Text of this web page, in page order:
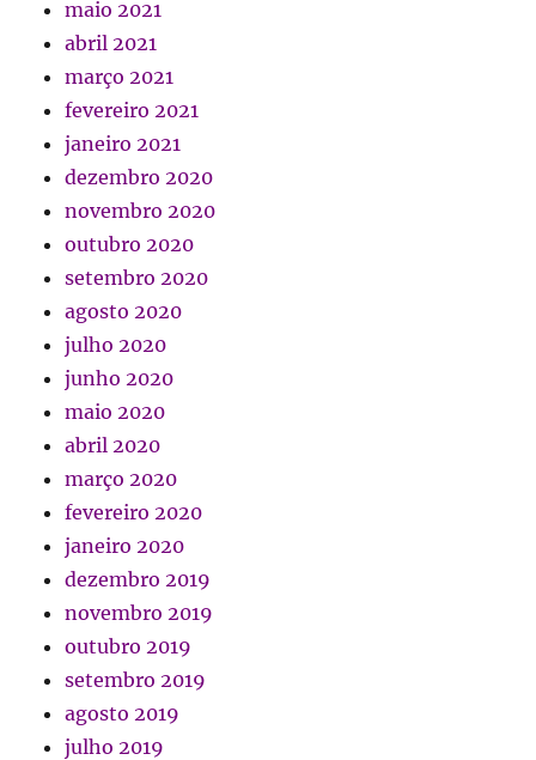
maio 2021
abril 2021
março 2021
fevereiro 2021
janeiro 2021
dezembro 2020
novembro 2020
outubro 2020
setembro 2020
agosto 2020
julho 2020
junho 2020
maio 2020
abril 2020
março 2020
fevereiro 2020
janeiro 2020
dezembro 2019
novembro 2019
outubro 2019
setembro 2019
agosto 2019
julho 2019